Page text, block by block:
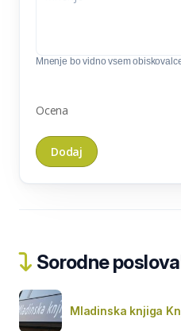
Mnenje bo vidno vsem
Ocena
Sorodne
Mladinska knjiga